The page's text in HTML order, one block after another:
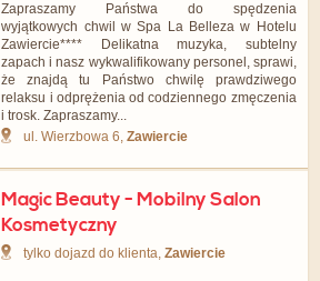
Zapraszamy Państwa do spędzenia
wyjątkowych chwil w Spa La Belleza w Hotelu
Zawiercie**** Delikatna muzyka, subtelny
zapach i nasz wykwalifikowany personel, sprawi,
że znajdą tu Państwo chwilę prawdziwego
relaksu i odprężenia od codziennego zmęczenia
i trosk. Zapraszamy...
ul. Wierzbowa 6,Zawiercie
Magic Beauty - Mobilny Salon
Kosmetyczny
tylko dojazd do klienta,Zawiercie